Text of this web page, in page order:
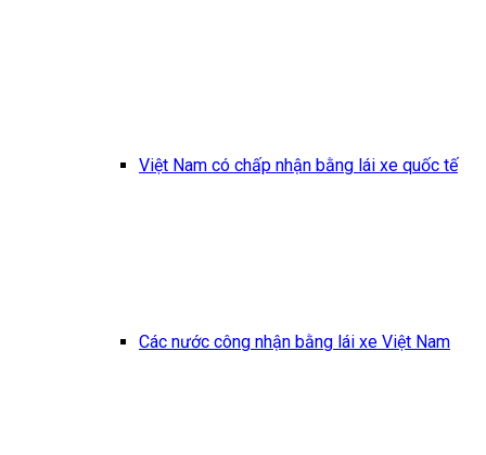
Việt Nam có chấp nhận bằng lái xe quốc tế
Các nước công nhận bằng lái xe Việt Nam